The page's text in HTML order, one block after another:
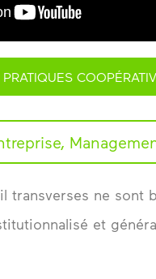
PRATIQUES
,
transverses ne
et